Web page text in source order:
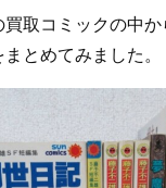
取コミックの中か
とめてみました。